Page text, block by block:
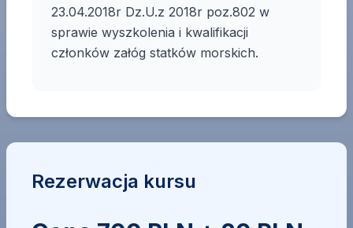
23.04.2018r Dz.U.z 2018r poz.802 w
sprawie wyszkolenia i kwalifikacji
członków załóg statków morskich.
Rezerwacja kursu